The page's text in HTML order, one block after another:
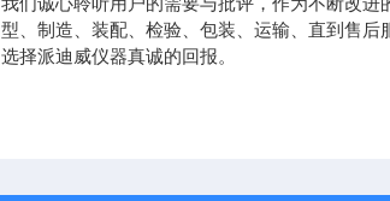
型、制造、装配、检验、包装、运输、直到售
选择派迪威仪器真诚的回报。